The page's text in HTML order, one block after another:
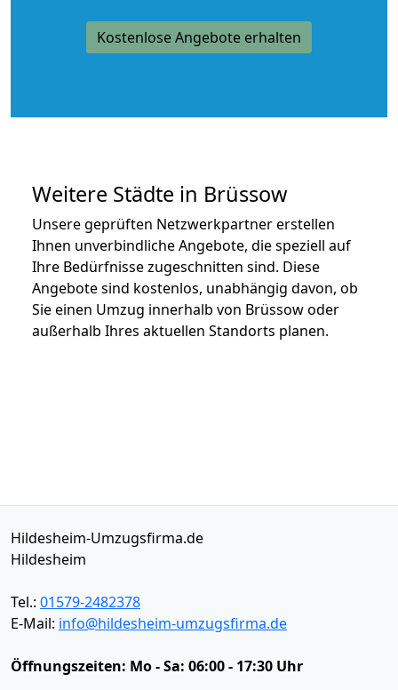
Kostenlose Angebote erhalten
Weitere Städte in Brüssow
Unsere geprüften Netzwerkpartner erstellen
Ihnen unverbindliche Angebote, die speziell auf
Ihre Bedürfnisse zugeschnitten sind. Diese
Angebote sind kostenlos, unabhängig davon, ob
Sie einen Umzug innerhalb von Brüssow oder
außerhalb Ihres aktuellen Standorts planen.
Hildesheim-Umzugsfirma.de
Hildesheim
Tel.: 01579-2482378
E-Mail: info@hildesheim-umzugsfirma.de
Öffnungszeiten: Mo - Sa: 06:00 - 17:30 Uhr